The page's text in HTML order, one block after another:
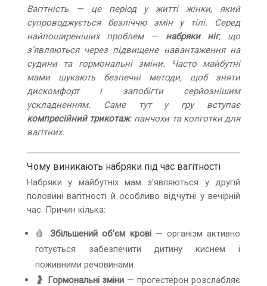
Вагітність — це період у житті жінки, який
супроводжується безліччю змін у тілі. Серед
найпоширеніших проблем — набряки ніг, що
з’являються через підвищене навантаження на
судини та гормональні зміни. Часто майбутні
мами шукають безпечні методи, щоб зняти
дискомфорт і запобігти серйознішим
ускладненням. Саме тут у гру вступає
компресійний трикотаж: панчохи та колготки для
вагітних.
Чому виникають набряки під час вагітності
Набряки у майбутніх мам з’являються у другій
половині вагітності й особливо відчутні у вечірній
час. Причин кілька:
🩸Збільшений об’єм крові— організм активно
готується забезпечити дитину киснем і
поживними речовинами.
🤰
Гормональні зміни — прогестерон розслабляє